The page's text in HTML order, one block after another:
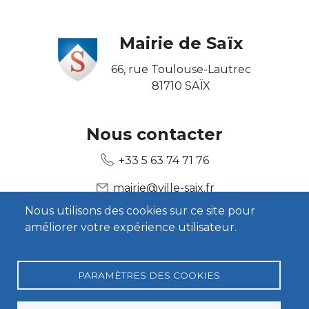
Nous utilisons des cookies sur ce site pour
améliorer votre expérience utilisateur.
PARAMÈTRES DES COOKIES
Mairie de Saïx
66, rue Toulouse-Lautrec
81710 SAÏX
Nous contacter
+33 5 63 74 71 76
mairie@ville-saix.fr
Body3 Heures d'ouverture
Contact